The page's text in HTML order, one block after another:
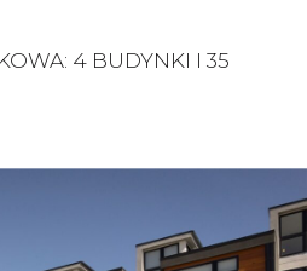
4 BUDYNKI I 35